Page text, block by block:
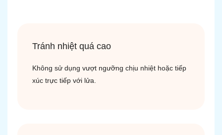
Tránh nhiệt quá cao
Không sử dụng vượt ngưỡng chịu nhiệt hoặc tiếp
xúc trực tiếp với lửa.